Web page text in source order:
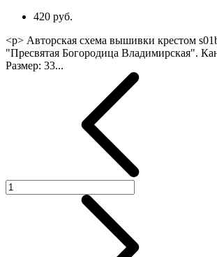
420 руб.
<p> Авторская схема вышивки крестом
"Пресвятая Богородица Владимирская".
Размер: 33...